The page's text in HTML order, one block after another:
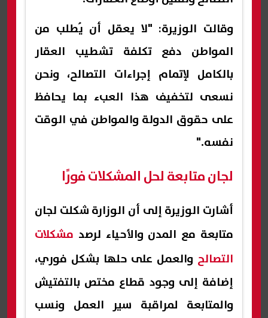
وقالت الوزيرة: "لا يعقل أن يُطلب من
المواطن دفع تكلفة تشطيب العقار
بالكامل لإتمام إجراءات التصالح، ونحن
نسعى لتخفيف هذا العبء بما يحافظ
على حقوق الدولة والمواطن في الوقت
نفسه."
لجان متابعة لحل المشكلات فورًا
أشارت الوزيرة إلى أن الوزارة شكلت لجان
متابعة مع المدن والأحياء لرصد مشكلات
التصالح والعمل على حلها بشكل فوري،
إضافة إلى وجود قطاع مختص بالتفتيش
والمتابعة لمراقبة سير العمل ونسب